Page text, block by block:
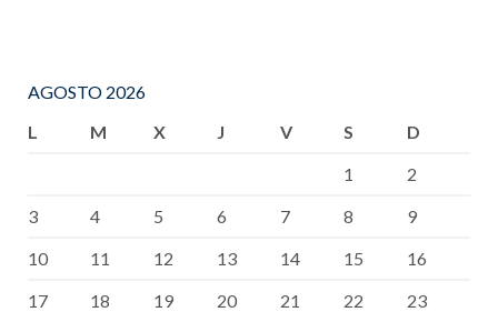
AGOSTO 2026
L
M X J V S
D
1
2
3
4 5 6 7 8
9
10
11 12 13 14 15
16
17
18 19 20 21 22
23